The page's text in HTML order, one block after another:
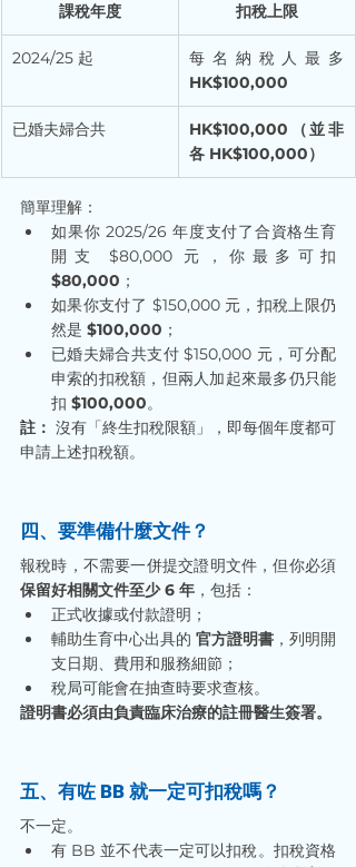
課稅年度 扣稅上限
2024/25 起
HK$100,000
已婚夫婦合共
HK$100,000（並非
各 HK$100,000）
簡單理解：
如果你 2025/26 年度支付了合資格生育
$80,000 ；
如果你支付了 $150,000 元，扣稅上限仍
然是 $100,000 ；
已婚夫婦合共支付 $150,000 元，可分配
申索的扣稅額，但兩人加起來最多仍只能
扣 $100,000。
註： 沒有「終生扣稅限額」，即每個年度都可
申請上述扣稅額。
四、要準備什麼文件？
報稅時，不需要一併提交證明文件，但你必須
保留好相關文件至少 6 年 ，包括：
正式收據或付款證明；
輔助生育中心出具的 官方證明書 ，列明開
支日期、費用和服務細節；
稅局可能會在抽查時要求查核。
證明書必須由負責臨床治療的註冊醫生簽署。
五、有咗 BB 就一定可扣稅嗎？
不一定。
有 BB 並不代表一定可以扣稅。扣稅資格